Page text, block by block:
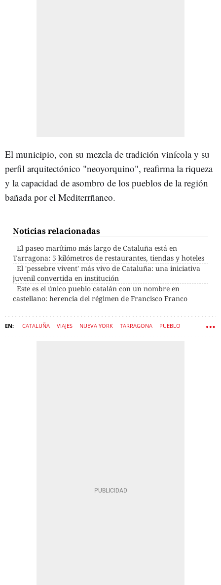
El municipio, con su mezcla de tradición vinícola y su
perfil arquitectónico "neoyorquino", reafirma la riqueza
y la capacidad de asombro de los pueblos de la región
bañada por el Mediterrñaneo.
Noticias relacionadas
El paseo marítimo más largo de Cataluña está en
Tarragona: 5 kilómetros de restaurantes, tiendas y hoteles
El 'pessebre vivent' más vivo de Cataluña: una iniciativa
juvenil convertida en institución
Este es el único pueblo catalán con un nombre en
castellano: herencia del régimen de Francisco Franco
CATALUÑA VIAJES NUEVA YORK TARRAGONA PUEBLO